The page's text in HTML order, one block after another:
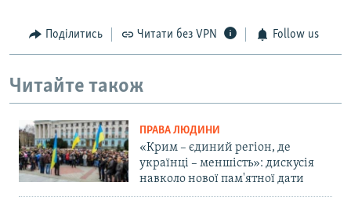
Поділитись Читати без VPN Follow us
Читайте також
ПРАВА ЛЮДИНИ
«Крим – єдиний регіон, де
українці – меншість»: дискусія
навколо нової пам'ятної дати